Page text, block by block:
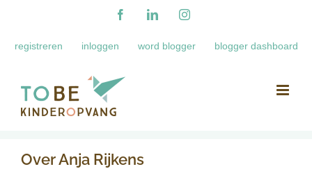
inhoud
FacebookLinkedInInstagram
registreren inloggen word blogger blogger dashboard
OverAnja Rijkens